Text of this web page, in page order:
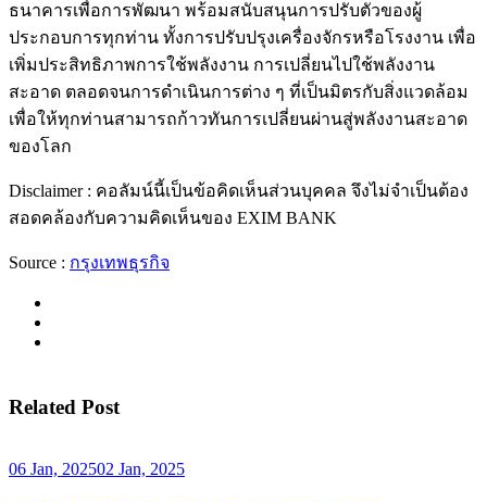
ธนาคารเพื่อการพัฒนา พร้อมสนับสนุนการปรับตัวของผู้
ประกอบการทุกท่าน ทั้งการปรับปรุงเครื่องจักรหรือโรงงาน เพื่อ
เพิ่มประสิทธิภาพการใช้พลังงาน การเปลี่ยนไปใช้พลังงาน
สะอาด ตลอดจนการดำเนินการต่าง ๆ ที่เป็นมิตรกับสิ่งแวดล้อม
เพื่อให้ทุกท่านสามารถก้าวทันการเปลี่ยนผ่านสู่พลังงานสะอาด
ของโลก
Disclaimer : คอลัมน์นี้เป็นข้อคิดเห็นส่วนบุคคล จึงไม่จำเป็นต้อง
สอดคล้องกับความคิดเห็นของ EXIM BANK
Source : กรุงเทพธุรกิจ
Related Post
06 Jan, 202502 Jan, 2025